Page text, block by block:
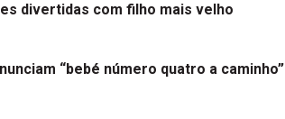
divertidas com filho mais velho
“bebé número quatro a caminho”